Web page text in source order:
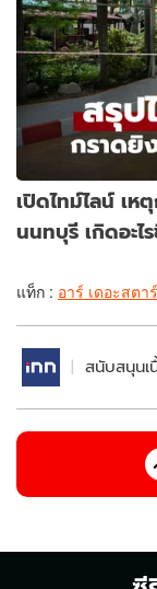
เปิดไทม์ไลน์ เห
นนทบุรี เกิดอะไ
แท็ก : อาร์ เดอะสตาร์
สนับสนุนเ